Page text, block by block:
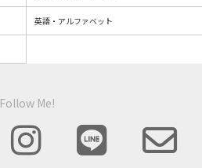
英語・アルファベット
Follow Me!